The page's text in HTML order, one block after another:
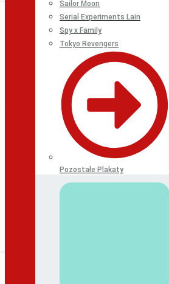
Sailor Moon
Serial Experiments Lain
Spy x Family
Tokyo Revengers
Pozostałe Plakaty